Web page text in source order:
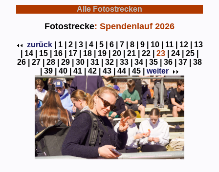
Alle Fotostrecken
Fotostrecke: Spendenlauf 2026
zurück 1 | 2 | 3 | 4 | 5 | 6 | 7 | 8 | 9 | 10 | 11 | 12 |
13
14 | 15 | 16 | 17 | 18 | 19 | 20 | 21 | 22 | 23 24 |
25 |
26 |
27 | 28 | 29 | 30 | 31 | 32 | 33 | 34 | 35 | 36 | 37 |
38
39 | 40 | 41 | 42 | 43 | 44 | 45 | weiter